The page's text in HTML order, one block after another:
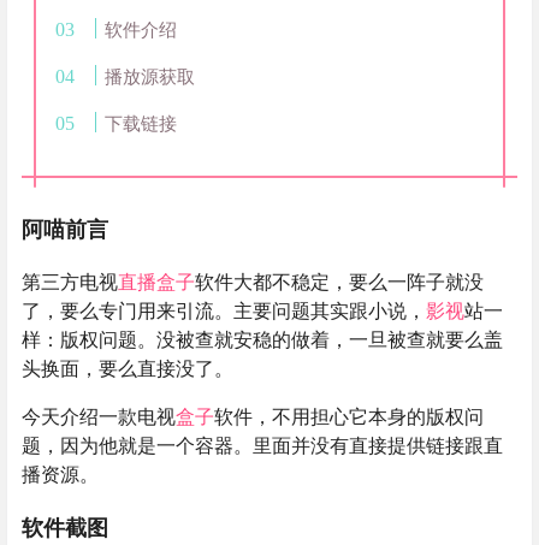
软件介绍
播放源获取
下载链接
阿喵前言
第三方电视直播盒子软件大都不稳定，要么一阵子就没
了，要么专门用来引流。主要问题其实跟小说， 影视站一
样：版权问题。没被查就安稳的做着，一旦被查就要么盖
头换面，要么直接没了。
今天介绍一款电视盒子软件，不用担心它本身的版权问
题，因为他就是一个容器。里面并没有直接提供链接跟直
播资源。
软件截图